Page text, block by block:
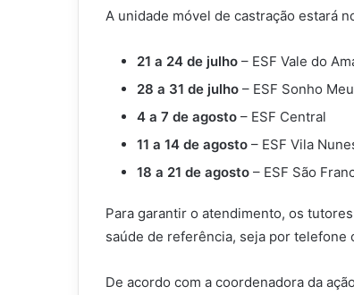
A unidade móvel de castração estará
21 a 24 de julho – ESF Vale do
28 a 31 de julho – ESF Sonho
4 a 7 de agosto – ESF Central
11 a 14 de agosto – ESF Vila
18 a 21 de agosto – ESF São
Para garantir o atendimento, os
saúde de referência, seja por telefone
De acordo com a coordenadora da